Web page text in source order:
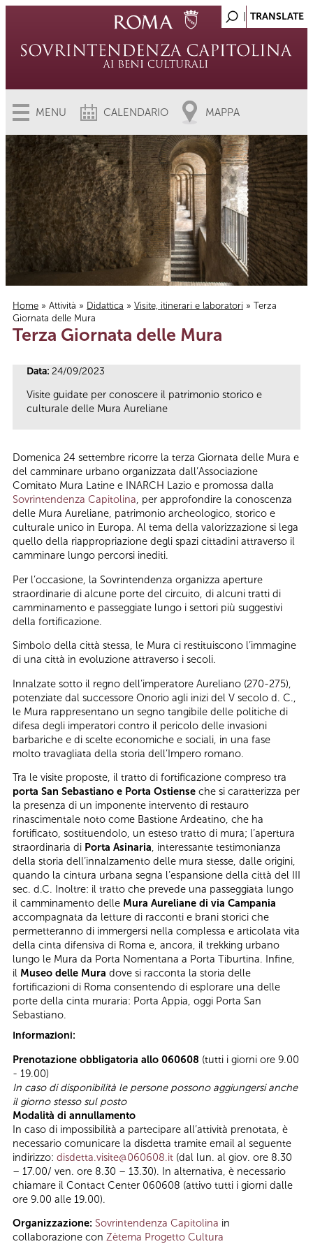
MENU CALENDARIO MAPPA
Tu sei qui
Home » Attività » Didattica » Visite, itinerari e laboratori » Terza
Giornata delle Mura
Terza Giornata delle Mura
Data: 24/09/2023
Visite guidate per conoscere il patrimonio storico e
culturale delle Mura Aureliane
Domenica 24 settembre ricorre la terza Giornata delle Mura e
del camminare urbano organizzata dall’Associazione
Comitato Mura Latine e INARCH Lazio e promossa dalla
Sovrintendenza Capitolina, per approfondire la conoscenza
delle Mura Aureliane, patrimonio archeologico, storico e
culturale unico in Europa. Al tema della valorizzazione si lega
quello della riappropriazione degli spazi cittadini attraverso il
camminare lungo percorsi inediti.
Per l’occasione, la Sovrintendenza organizza aperture
straordinarie di alcune porte del circuito, di alcuni tratti di
camminamento e passeggiate lungo i settori più suggestivi
della fortificazione.
Simbolo della città stessa, le Mura ci restituiscono l’immagine
di una città in evoluzione attraverso i secoli.
Innalzate sotto il regno dell’imperatore Aureliano (270-275),
potenziate dal successore Onorio agli inizi del V secolo d. C.,
le Mura rappresentano un segno tangibile delle politiche di
difesa degli imperatori contro il pericolo delle invasioni
barbariche e di scelte economiche e sociali, in una fase
molto travagliata della storia dell’Impero romano.
Tra le visite proposte, il tratto di fortificazione compreso tra
porta San Sebastiano e Porta Ostiense che si caratterizza per
la presenza di un imponente intervento di restauro
rinascimentale noto come Bastione Ardeatino, che ha
fortificato, sostituendolo, un esteso tratto di mura; l’apertura
straordinaria di Porta Asinaria, interessante testimonianza
della storia dell’innalzamento delle mura stesse, dalle origini,
quando la cintura urbana segna l’espansione della città del III
sec. d.C. Inoltre: il tratto che prevede una passeggiata lungo
il camminamento delle Mura Aureliane di via Campania
accompagnata da letture di racconti e brani storici che
permetteranno di immergersi nella complessa e articolata vita
della cinta difensiva di Roma e, ancora, il trekking urbano
lungo le Mura da Porta Nomentana a Porta Tiburtina. Infine,
il Museo delle Mura dove si racconta la storia delle
fortificazioni di Roma consentendo di esplorare una delle
porte della cinta muraria: Porta Appia, oggi Porta San
Sebastiano.
Informazioni:
Prenotazione obbligatoria allo 060608 (tutti i giorni ore 9.00
- 19.00)
In caso di disponibilità le persone possono aggiungersi anche
il giorno stesso sul posto
Modalità di annullamento
In caso di impossibilità a partecipare all’attività prenotata, è
necessario comunicare la disdetta tramite email al seguente
indirizzo: disdetta.visite@060608.it (dal lun. al giov. ore 8.30
– 17.00/ ven. ore 8.30 – 13.30). In alternativa, è necessario
chiamare il Contact Center 060608 (attivo tutti i giorni dalle
ore 9.00 alle 19.00).
Organizzazione: Sovrintendenza Capitolina in
collaborazione con Zètema Progetto Cultura